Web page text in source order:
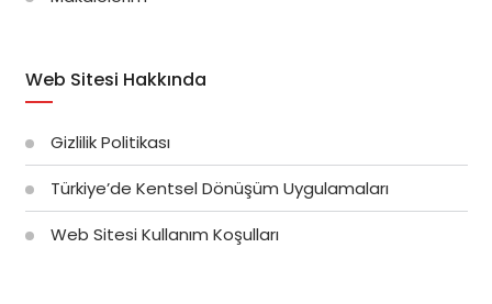
Web Sitesi Hakkında
Gizlilik Politikası
Türkiye’de Kentsel Dönüşüm Uygulamaları
Web Sitesi Kullanım Koşulları